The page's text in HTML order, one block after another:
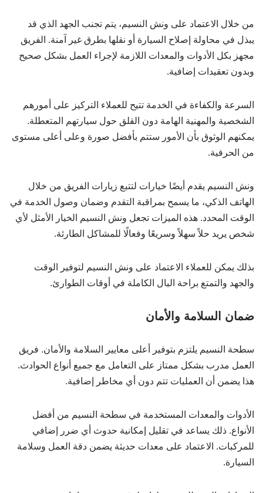
من خلال الاعتماد على ونش النسيم، يتم تجنب الجهد الذي قد
يبذل في محاولة إصلاح السيارة أو نقلها بطرق غير آمنة. الفريق
مجهز بكل الأدوات والمعدات اللازمة لإجراء العمل بشكل صحيح
وبدون تعقيدات إضافية.
السرعة والكفاءة في الخدمة تتيح للعملاء التركيز على أمورهم
الشخصية والمهنية الهامة دون القلق حول سيارتهم المتعطلة.
يمكنهم الوثوق بأن الأمور ستتم بأفضل صورة وعلى أعلى مستوى
من الحرفية.
ونش النسيم يقدم أيضًا خيارات لتتبع زيارات الفريق من خلال
الهاتف الذكي، ما يسمح بمراقبة التقدم وضمان وصول الخدمة في
الوقت المحدد. هذه الميزات تجعل ونش النسيم الخيار الأمثل لأي
شخص يريد حلاً سهلاً وسريعًا وفعالًا للمشاكل الطارئة.
بذلك يمكن للعملاء الاعتماد على ونش النسيم لتوفير الوقت
والجهد والتمتع براحة البال الكاملة في أوقات الطوارئ.
ضمان السلامة والأمان
سطحة النسيم يلتزم بتوفير أعلى معايير السلامة والأمان. فريق
العمل مدرب بشكل ممتاز على التعامل مع جميع أنواع الحوادث.
هذا يضمن أن العمليات تتم دون أي مخاطر إضافية.
الأدوات والمعدات المستخدمة في سطحة النسيم من أفضل
الأنواع. ذلك يساعد في تقليل إمكانية حدوث أي ضرر إضافي
للمركبات. الاعتماد على معدات حديثة يضمن دقة العمل وسلامة
السيارة.